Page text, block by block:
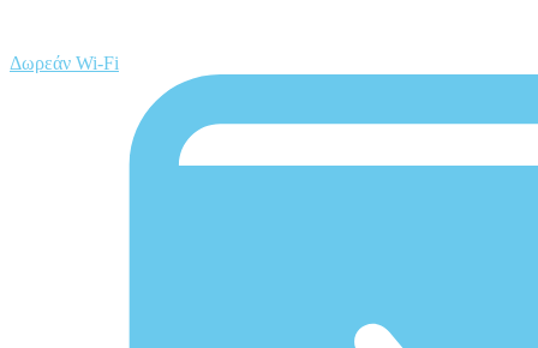
Δωρεάν Wi-Fi